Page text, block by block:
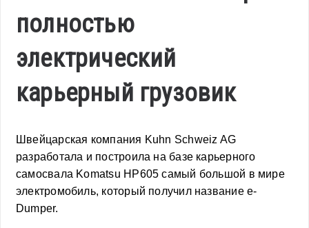
полностью
электрический
карьерный грузовик
Швейцарская компания Kuhn Schweiz AG
разработала и построила на базе карьерного
самосвала Komatsu HP605 самый большой в мире
электромобиль, который получил название e-
Dumper.